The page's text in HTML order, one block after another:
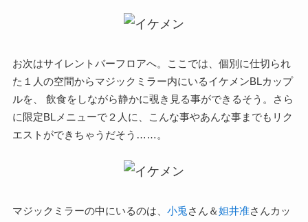
お次はサイレントバーフロアへ。ここでは、個別に仕切られ
た１人の空間からマジックミラー内にいるイケメンBLカップ
ルを、 飲食をしながら静かに覗き見る事ができるそう。さら
に限定BLメニューで２人に、こんな事やあんな事までもリク
エストができちゃうだそう……。
マジックミラーの中にいるのは、 小兎さん＆妲井准さんカッ